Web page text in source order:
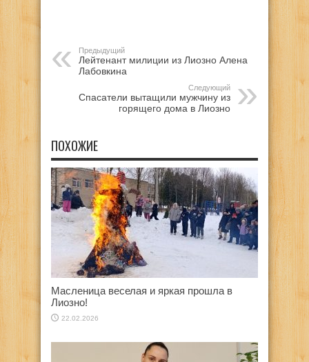
Предыдущий
Лейтенант милиции из Лиозно Алена
Лабовкина
Следующий
Спасатели вытащили мужчину из
горящего дома в Лиозно
ПОХОЖИЕ
Масленица веселая и яркая прошла в
Лиозно!
22.02.2026